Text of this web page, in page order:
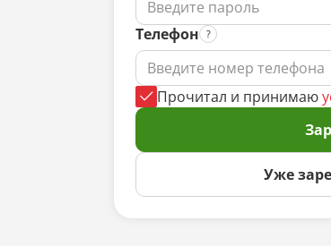
Телефон
Прочитал и принимаю
Уже